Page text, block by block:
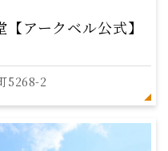
アークベル公式】
5268-2